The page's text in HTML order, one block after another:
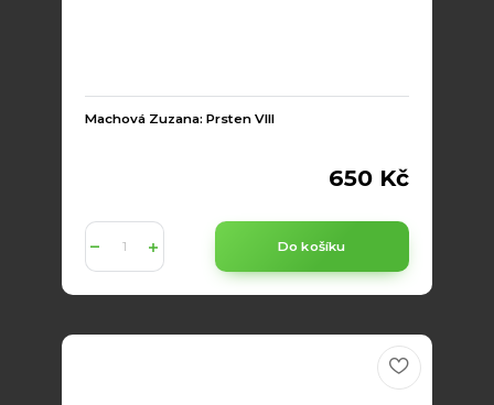
Machová Zuzana: Prsten VIII
650 Kč
Do košíku